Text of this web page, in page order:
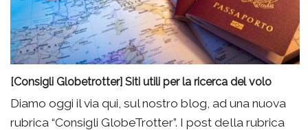
[Consigli Globetrotter] Siti utili per la ricerca del volo
Diamo oggi il via qui, sul nostro blog, ad una nuova
rubrica “Consigli GlobeTrotter”. I post della rubrica